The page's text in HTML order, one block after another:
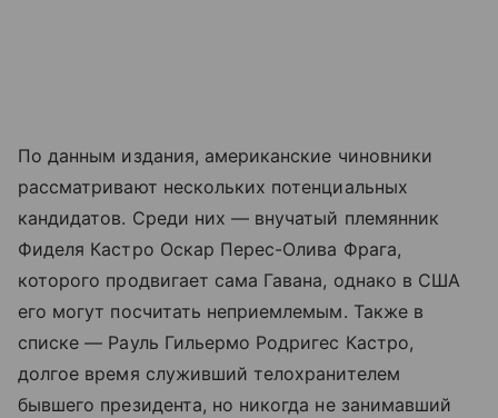
По данным издания, американские чиновники
рассматривают нескольких потенциальных
кандидатов. Среди них — внучатый племянник
Фиделя Кастро Оскар Перес-Олива Фрага,
которого продвигает сама Гавана, однако в США
его могут посчитать неприемлемым. Также в
списке — Рауль Гильермо Родригес Кастро,
долгое время служивший телохранителем
бывшего президента, но никогда не занимавший